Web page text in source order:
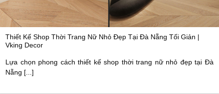
Thiết Kế Shop Thời Trang Nữ Nhỏ Đẹp Tại Đà Nẵng Tối Giản |
Vking Decor
Lựa chọn phong cách thiết kế shop thời trang nữ nhỏ đẹp tại Đà
Nẵng [...]